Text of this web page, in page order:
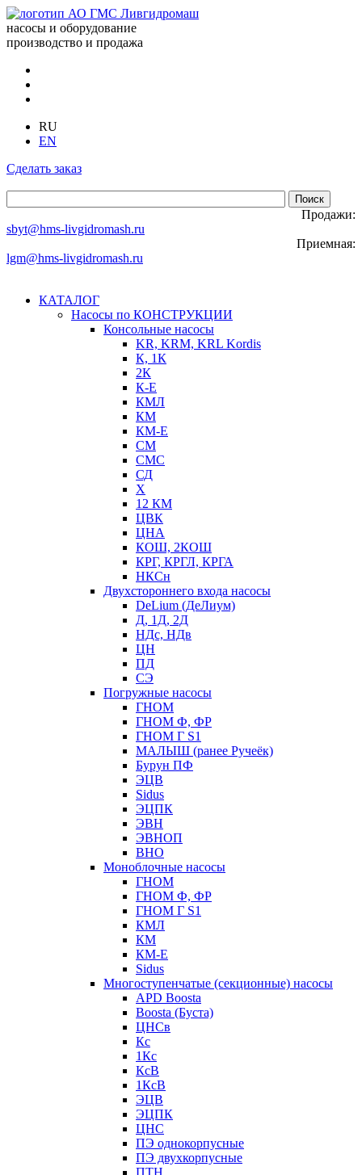
насосы и оборудование
производство и продажа
RU
EN
Сделать заказ
Продажи:
sbyt@hms-livgidromash.ru
Приемная:
lgm@hms-livgidromash.ru
КАТАЛОГ
Насосы по КОНСТРУКЦИИ
Консольные насосы
KR, KRM, KRL Kordis
К, 1К
2К
К-Е
КМЛ
КМ
КМ-Е
СМ
СМС
СД
Х
12 КМ
ЦВК
ЦНА
КОШ, 2КОШ
КРГ, КРГЛ, КРГА
НКСн
Двухстороннего входа насосы
DeLium (ДеЛиум)
Д, 1Д, 2Д
НДс, НДв
ЦН
ПД
СЭ
Погружные насосы
ГНОМ
ГНОМ Ф, ФР
ГНОМ Г S1
МАЛЫШ (ранее Ручеёк)
Бурун ПФ
ЭЦВ
Sidus
ЭЦПК
ЭВН
ЭВНОП
ВНО
Моноблочные насосы
ГНОМ
ГНОМ Ф, ФР
ГНОМ Г S1
КМЛ
КМ
КМ-Е
Sidus
Многоступенчатые (секционные) насосы
APD Boosta
Boosta (Буста)
ЦНСв
Кс
1Кс
КсВ
1КсВ
ЭЦВ
ЭЦПК
ЦНС
ПЭ однокорпусные
ПЭ двухкорпусные
ПТН